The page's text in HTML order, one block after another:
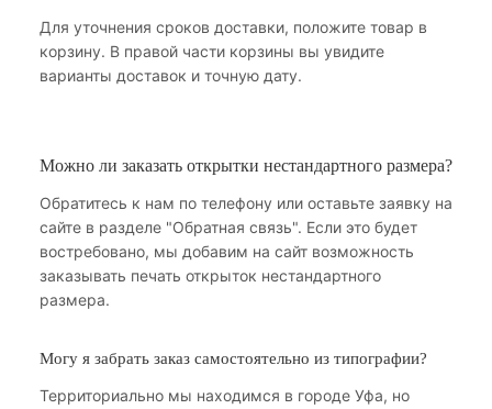
Для уточнения сроков доставки, положите товар в
корзину. В правой части корзины вы увидите
варианты доставок и точную дату.
Можно ли заказать открытки нестандартного размера?
Обратитесь к нам по телефону или оставьте заявку на
сайте в разделе "Обратная связь". Если это будет
востребовано, мы добавим на сайт возможность
заказывать печать открыток нестандартного
размера.
Могу я забрать заказ самостоятельно из типографии?
Территориально мы находимся в городе Уфа, но